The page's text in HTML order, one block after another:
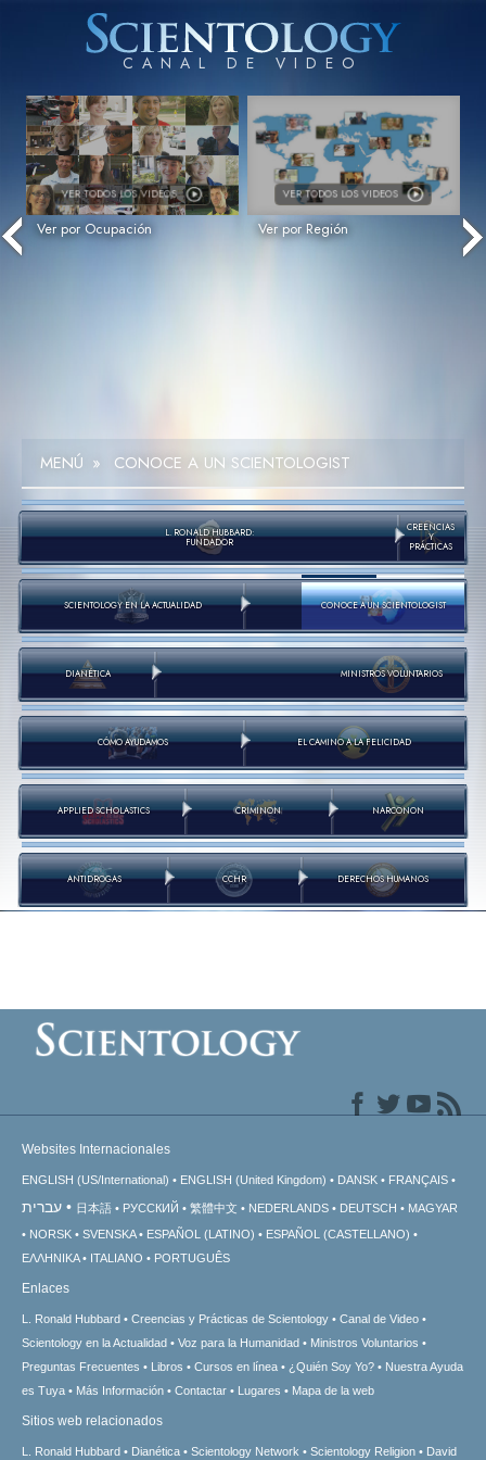
VERTODOS LOS VIDEOS
Ver por Ocupación
VERTODOS LOS VIDEOS
Ver por Región
MENÚ » CONOCE A UN SCIENTOLOGIST
L. RONALD HUBBARD:
FUNDADOR
CREENCIAS
Y
PRÁCTICAS
SCIENTOLOGY EN LA ACTUALIDAD CONOCE A UN SCIENTOLOGIST
DIANÉTICA MINISTROS VOLUNTARIOS
CÓMO AYUDAMOS EL CAMINO A LA FELICIDAD
APPLIED SCHOLASTICS CRIMINON NARCONON
ANTIDROGAS CCHR DERECHOS HUMANOS
Websites Internacionales
ENGLISH (US/International) ENGLISH (United Kingdom) DANSK FRANÇAIS
עברית 日本語 РУССКИЙ 繁體中文 NEDERLANDS DEUTSCH
MAGYAR
NORSK
SVENSKA ESPAÑOL (LATINO)
ESPAÑOL (CASTELLANO)
ΕΛΛΗΝΙΚA
ITALIANO PORTUGUÊS
Enlaces
L. Ronald Hubbard Creencias y Prácticas de Scientology
Canal de Video
Scientology en la Actualidad
Voz para la Humanidad
Ministros Voluntarios
Preguntas Frecuentes
Libros Cursos en línea ¿Quién Soy Yo?
Nuestra Ayuda
es Tuya
Más Información Contactar Lugares Mapa de la web
Sitios web relacionados
L. Ronald Hubbard Dianética Scientology Network Scientology Religion David